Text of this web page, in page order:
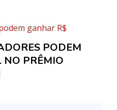
PODEM
PRÊMIO